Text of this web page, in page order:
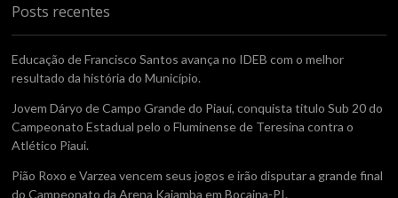
Posts recentes
Educação de Francisco Santos avança no IDEB com o melhor
resultado da história do Município.
Jovem Dáryo de Campo Grande do Piauí, conquista titulo Sub 20 do
Campeonato Estadual pelo o Fluminense de Teresina contra o
Atlético Piaui.
Pião Roxo e Varzea vencem seus jogos e irão disputar a grande final
do Campeonato da Arena Kaiamba em Bocaina-PI.